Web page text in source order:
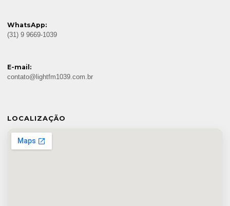
WhatsApp:
(31) 9 9669-1039
E-mail:
contato@lightfm1039.com.br
LOCALIZAÇÃO